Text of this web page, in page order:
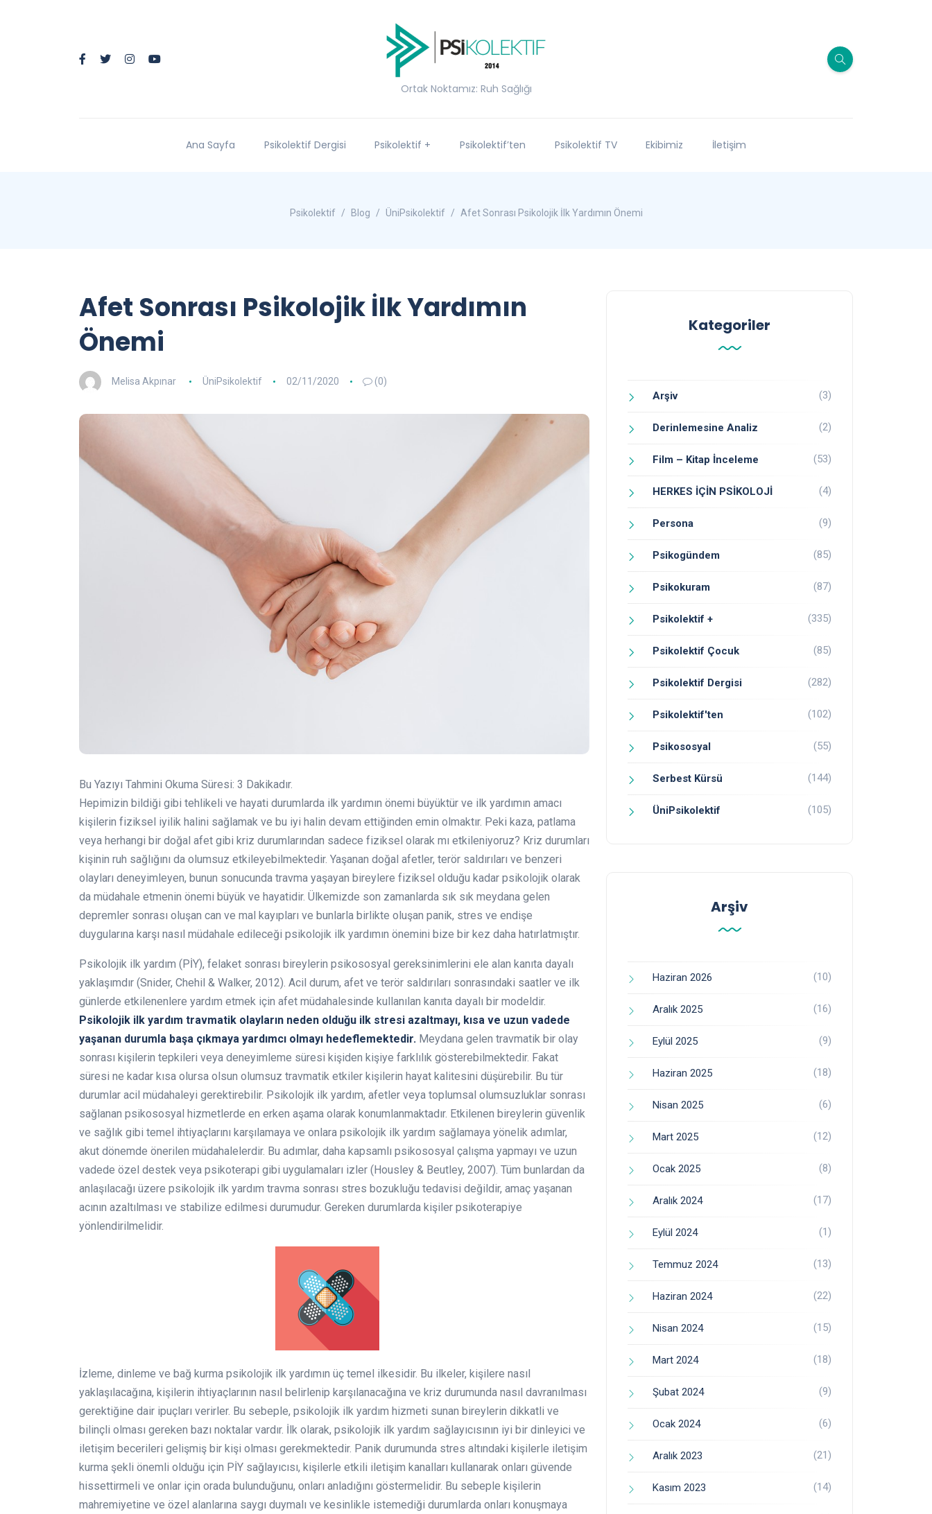
Ortak Noktamız: Ruh Sağlığı
Ana Sayfa Psikolektif Dergisi Psikolektif + Psikolektif’ten Psikolektif TV Ekibimiz İletişim
Psikolektif Blog ÜniPsikolektif Afet Sonrası Psikolojik İlk Yardımın Önemi
Afet Sonrası Psikolojik İlk Yardımın
Önemi
Melisa Akpınar ÜniPsikolektif 02/11/2020 (0)
Bu Yazıyı Tahmini Okuma Süresi: 3 Dakikadır.
Hepimizin bildiği gibi tehlikeli ve hayati durumlarda ilk yardımın önemi büyüktür ve ilk yardımın amacı
kişilerin fiziksel iyilik halini sağlamak ve bu iyi halin devam ettiğinden emin olmaktır. Peki kaza, patlama
veya herhangi bir doğal afet gibi kriz durumlarından sadece fiziksel olarak mı etkileniyoruz? Kriz durumları
kişinin ruh sağlığını da olumsuz etkileyebilmektedir. Yaşanan doğal afetler, terör saldırıları ve benzeri
olayları deneyimleyen, bunun sonucunda travma yaşayan bireylere fiziksel olduğu kadar psikolojik olarak
da müdahale etmenin önemi büyük ve hayatidir. Ülkemizde son zamanlarda sık sık meydana gelen
depremler sonrası oluşan can ve mal kayıpları ve bunlarla birlikte oluşan panik, stres ve endişe
duygularına karşı nasıl müdahale edileceği psikolojik ilk yardımın önemini bize bir kez daha hatırlatmıştır.
Psikolojik ilk yardım (PİY), felaket sonrası bireylerin psikososyal gereksinimlerini ele alan kanıta dayalı
yaklaşımdır (Snider, Chehil & Walker, 2012). Acil durum, afet ve terör saldırıları sonrasındaki saatler ve ilk
günlerde etkilenenlere yardım etmek için afet müdahalesinde kullanılan kanıta dayalı bir modeldir.
Psikolojik ilk yardım travmatik olayların neden olduğu ilk stresi azaltmayı, kısa ve uzun vadede
yaşanan durumla başa çıkmaya yardımcı olmayı hedeflemektedir. Meydana gelen travmatik bir olay
sonrası kişilerin tepkileri veya deneyimleme süresi kişiden kişiye farklılık gösterebilmektedir. Fakat
süresi ne kadar kısa olursa olsun olumsuz travmatik etkiler kişilerin hayat kalitesini düşürebilir. Bu tür
durumlar acil müdahaleyi gerektirebilir. Psikolojik ilk yardım, afetler veya toplumsal olumsuzluklar sonrası
sağlanan psikososyal hizmetlerde en erken aşama olarak konumlanmaktadır. Etkilenen bireylerin güvenlik
ve sağlık gibi temel ihtiyaçlarını karşılamaya ve onlara psikolojik ilk yardım sağlamaya yönelik adımlar,
akut dönemde önerilen müdahalelerdir. Bu adımlar, daha kapsamlı psikososyal çalışma yapmayı ve uzun
vadede özel destek veya psikoterapi gibi uygulamaları izler (Housley & Beutley, 2007). Tüm bunlardan da
anlaşılacağı üzere psikolojik ilk yardım travma sonrası stres bozukluğu tedavisi değildir, amaç yaşanan
acının azaltılması ve stabilize edilmesi durumudur. Gereken durumlarda kişiler psikoterapiye
yönlendirilmelidir.
İzleme, dinleme ve bağ kurma psikolojik ilk yardımın üç temel ilkesidir. Bu ilkeler, kişilere nasıl
yaklaşılacağına, kişilerin ihtiyaçlarının nasıl belirlenip karşılanacağına ve kriz durumunda nasıl davranılması
gerektiğine dair ipuçları verirler. Bu sebeple, psikolojik ilk yardım hizmeti sunan bireylerin dikkatli ve
bilinçli olması gereken bazı noktalar vardır. İlk olarak, psikolojik ilk yardım sağlayıcısının iyi bir dinleyici ve
iletişim becerileri gelişmiş bir kişi olması gerekmektedir. Panik durumunda stres altındaki kişilerle iletişim
kurma şekli önemli olduğu için PİY sağlayıcısı, kişilerle etkili iletişim kanalları kullanarak onları güvende
hissettirmeli ve onlar için orada bulunduğunu, onları anladığını göstermelidir. Bu sebeple kişilerin
mahremiyetine ve özel alanlarına saygı duymalı ve kesinlikle istemediği durumlarda onları konuşmaya
Kategoriler
Arşiv (3)
Derinlemesine Analiz (2)
Film – Kitap İnceleme (53)
HERKES İÇİN PSİKOLOJİ (4)
Persona (9)
Psikogündem (85)
Psikokuram (87)
Psikolektif + (335)
Psikolektif Çocuk (85)
Psikolektif Dergisi (282)
Psikolektif'ten (102)
Psikososyal (55)
Serbest Kürsü (144)
ÜniPsikolektif (105)
Arşiv
Haziran 2026 (10)
Aralık 2025 (16)
Eylül 2025 (9)
Haziran 2025 (18)
Nisan 2025 (6)
Mart 2025 (12)
Ocak 2025 (8)
Aralık 2024 (17)
Eylül 2024 (1)
Temmuz 2024 (13)
Haziran 2024 (22)
Nisan 2024 (15)
Mart 2024 (18)
Şubat 2024 (9)
Ocak 2024 (6)
Aralık 2023 (21)
Kasım 2023 (14)